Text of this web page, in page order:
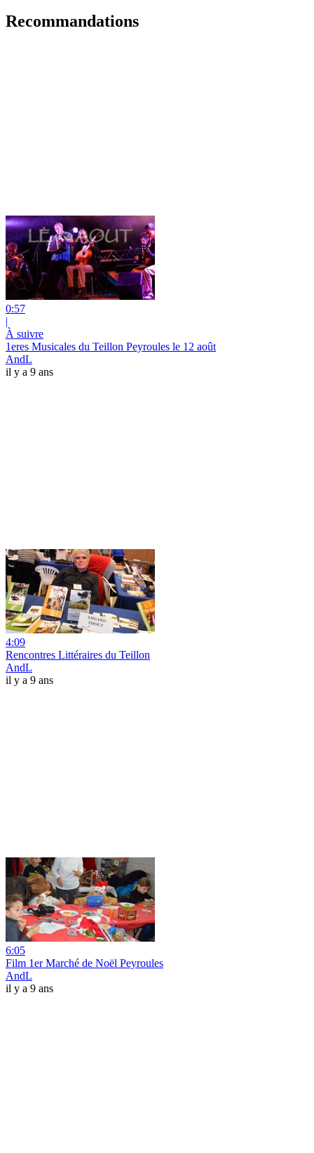
Recommandations
0:57
|
À suivre
1eres Musicales du Teillon Peyroules le 12 août
AndL
il y a 9 ans
4:09
Rencontres Littéraires du Teillon
AndL
il y a 9 ans
6:05
Film 1er Marché de Noël Peyroules
AndL
il y a 9 ans